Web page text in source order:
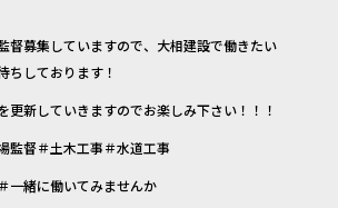
督募集していますので、大相建設で働きたい
ちしております！
更新していきますのでお楽しみ下さい！！！
監督＃土木工事＃水道工事
一緒に働いてみませんか